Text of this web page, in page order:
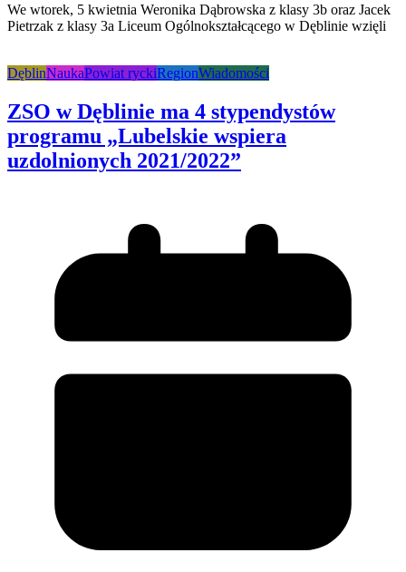
We wtorek, 5 kwietnia Weronika Dąbrowska z klasy 3b oraz Jacek
Pietrzak z klasy 3a Liceum Ogólnokształcącego w Dęblinie wzięli
DęblinNaukaPowiat ryckiRegionWiadomości
ZSO w Dęblinie ma 4 stypendystów
programu „Lubelskie wspiera
uzdolnionych 2021/2022”